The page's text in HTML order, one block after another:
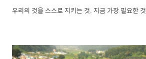
우리의 것을 스스로 지키는 것. 지금 가장 필요한